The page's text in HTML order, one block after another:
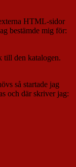
HTML-sidor
bestämde mig för:
till den katalogen.
så startade jag
och där skriver jag: